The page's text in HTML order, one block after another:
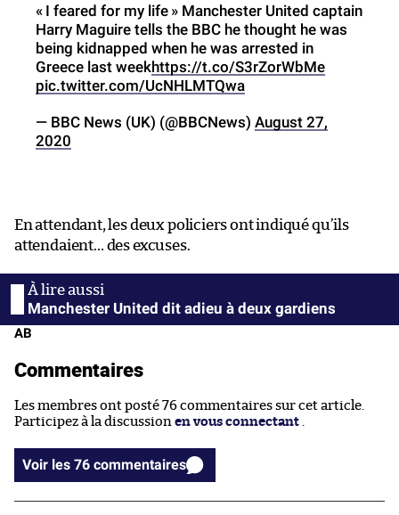
« I feared for my life » Manchester United captain
Harry Maguire tells the BBC he thought he was
being kidnapped when he was arrested in
Greece last weekhttps://t.co/S3rZorWbMe
pic.twitter.com/UcNHLMTQwa
— BBC News (UK) (@BBCNews) August 27,
2020
En attendant, les deux policiers ont indiqué qu’ils
attendaient… des excuses.
Manchester United dit adieu à deux gardiens
AB
Commentaires
Les membres ont posté 76 commentaires sur cet article.
Participez à la discussion en vous connectant
Voir les 76 commentaires